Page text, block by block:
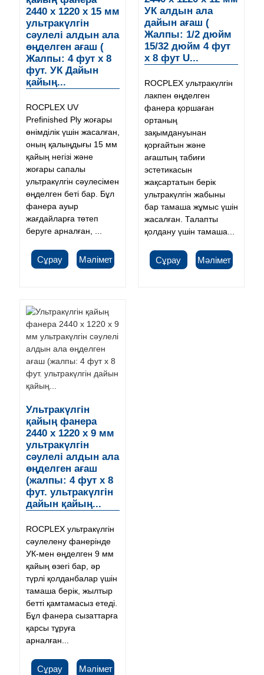
2440 x 1220 x 15 мм
ультракүлгін
сәулелі алдын ала
өңделген ағаш (
Жалпы: 4 фут x 8
фут. УК Дайын
қайың...
ROCPLEX UV
Prefinished Ply жоғары
өнімділік үшін жасалған,
оның қалыңдығы 15 мм
қайың негізі және
жоғары сапалы
ультракүлгін сәулесімен
өңделген беті бар. Бұл
фанера ауыр
жағдайларға төтеп
беруге арналған, ...
Сұрау Мәлімет
УК алдын ала
дайын ағаш (
Жалпы: 1/2 дюйм
15/32 дюйм 4 фут
x 8 фут U...
ROCPLEX ультракүлгін
лакпен өңделген
фанера қоршаған
ортаның
зақымдануынан
қорғайтын және
ағаштың табиғи
эстетикасын
жақсартатын берік
ультракүлгін жабыны
бар тамаша жұмыс үшін
жасалған. Талапты
қолдану үшін тамаша...
Сұрау Мәлімет
Ультракүлгін
қайың фанера
2440 x 1220 x 9 мм
ультракүлгін
сәулелі алдын ала
өңделген ағаш
(жалпы: 4 фут x 8
фут. ультракүлгін
дайын қайың...
ROCPLEX ультракүлгін
сәулелену фанерінде
УК-мен өңделген 9 мм
қайың өзегі бар, әр
түрлі қолданбалар үшін
тамаша берік, жылтыр
бетті қамтамасыз етеді.
Бұл фанера сызаттарға
қарсы тұруға
арналған...
Сұрау Мәлімет